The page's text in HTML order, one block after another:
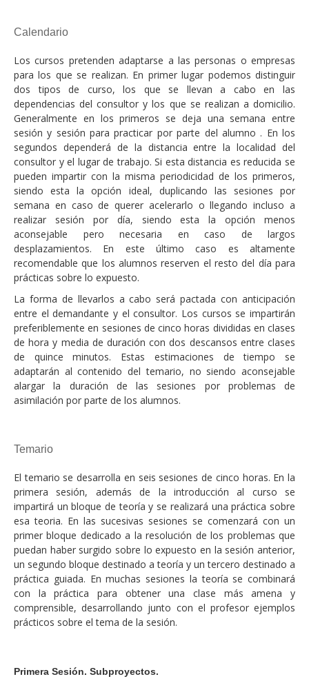
Calendario
Los cursos pretenden adaptarse a las personas o empresas
para los que se realizan. En primer lugar podemos distinguir
dos tipos de curso, los que se llevan a cabo en las
dependencias del consultor y los que se realizan a domicilio.
Generalmente en los primeros se deja una semana entre
sesión y sesión para practicar por parte del alumno . En los
segundos dependerá de la distancia entre la localidad del
consultor y el lugar de trabajo. Si esta distancia es reducida se
pueden impartir con la misma periodicidad de los primeros,
siendo esta la opción ideal, duplicando las sesiones por
semana en caso de querer acelerarlo o llegando incluso a
realizar sesión por día, siendo esta la opción menos
aconsejable pero necesaria en caso de largos
desplazamientos. En este último caso es altamente
recomendable que los alumnos reserven el resto del día para
prácticas sobre lo expuesto.
La forma de llevarlos a cabo será pactada con anticipación
entre el demandante y el consultor. Los cursos se impartirán
preferiblemente en sesiones de cinco horas divididas en clases
de hora y media de duración con dos descansos entre clases
de quince minutos. Estas estimaciones de tiempo se
adaptarán al contenido del temario, no siendo aconsejable
alargar la duración de las sesiones por problemas de
asimilación por parte de los alumnos.
Temario
El temario se desarrolla en seis sesiones de cinco horas. En la
primera sesión, además de la introducción al curso se
impartirá un bloque de teoría y se realizará una práctica sobre
esa teoria. En las sucesivas sesiones se comenzará con un
primer bloque dedicado a la resolución de los problemas que
puedan haber surgido sobre lo expuesto en la sesión anterior,
un segundo bloque destinado a teoría y un tercero destinado a
práctica guiada. En muchas sesiones la teoría se combinará
con la práctica para obtener una clase más amena y
comprensible, desarrollando junto con el profesor ejemplos
prácticos sobre el tema de la sesión.
Primera Sesión. Subproyectos.